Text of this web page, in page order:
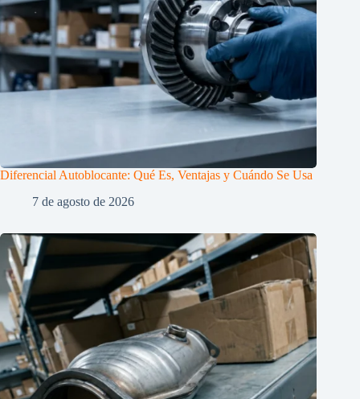
Diferencial Autoblocante: Qué Es, Ventajas y Cuándo Se Usa
7 de agosto de 2026